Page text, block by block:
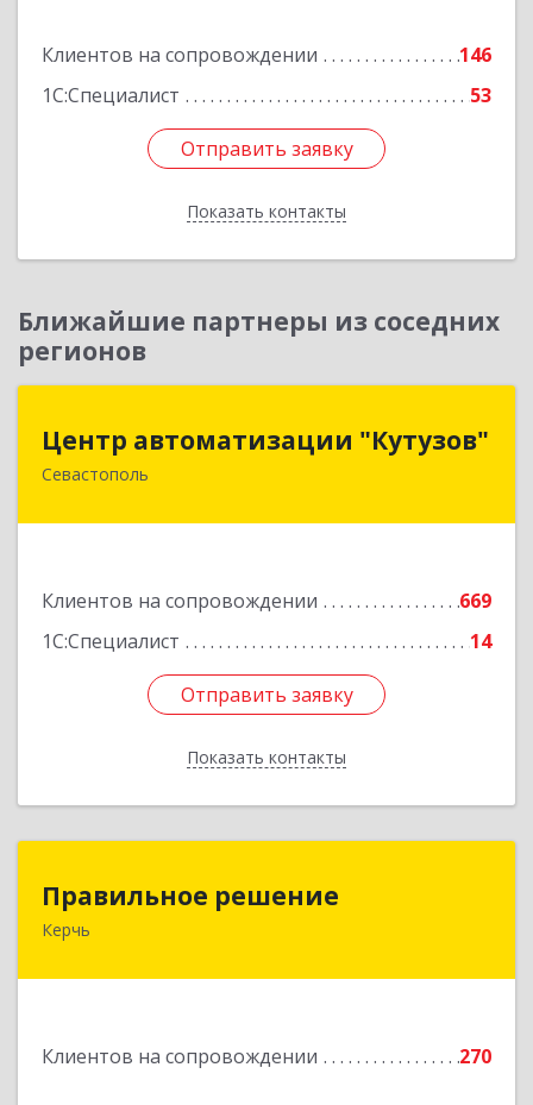
Клиентов на сопровождении
146
1С:Специалист
53
Отправить заявку
Показать контакты
Отправить заявку
Назад
Ближайшие партнеры из соседних
регионов
Центр автоматизации "Кутузов"
Севастополь
Клиентов на сопровождении
669
1С:Специалист
14
Отправить заявку
Показать контакты
299011, Севастополь г, Генерала Петрова ул,
Отправить заявку
Назад
Правильное решение
Керчь
Клиентов на сопровождении 270
298330, Крым Респ, Керчь г, Адмиралтейский